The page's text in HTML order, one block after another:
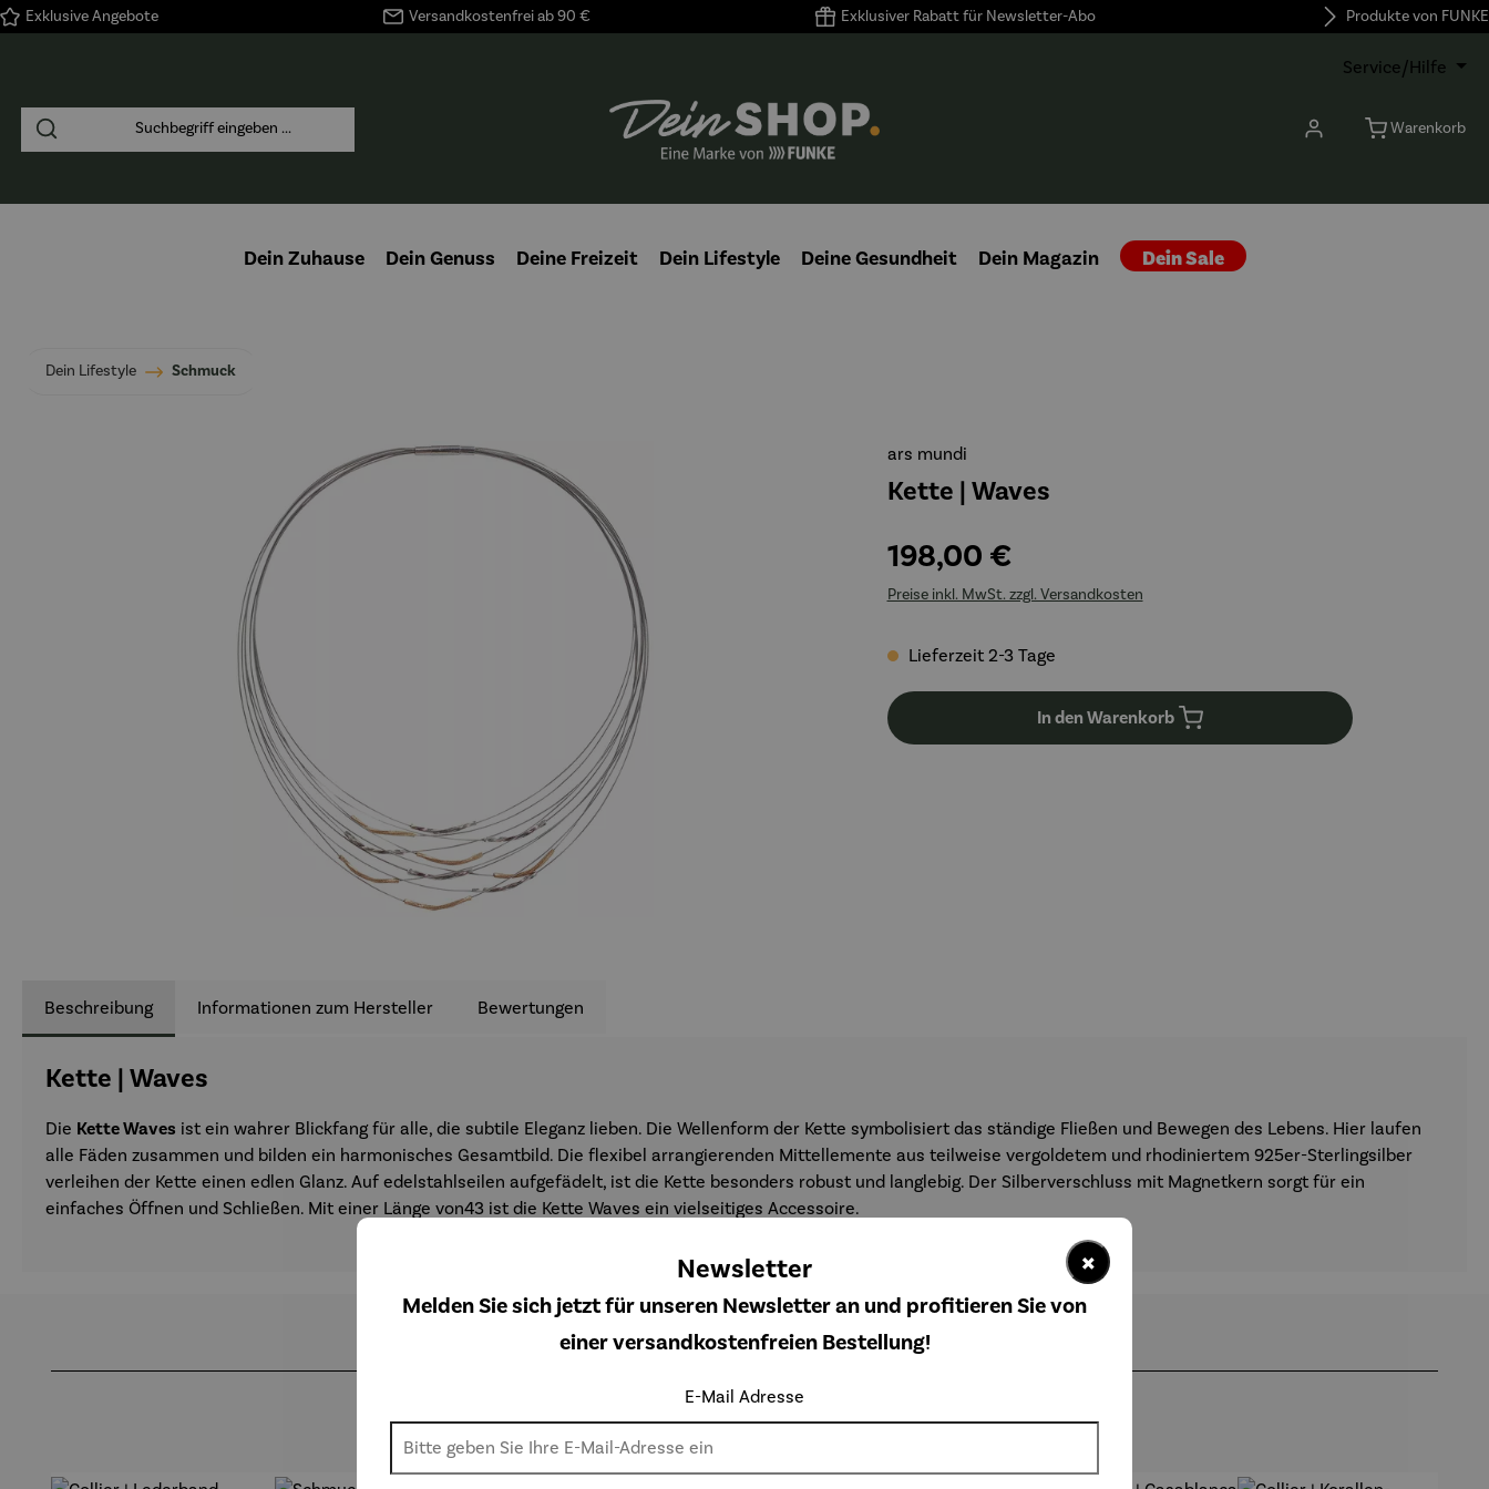
Zur Hauptnavigation springen
Exklusive Angebote Versandkostenfrei ab 90 € Exklusiver Rabatt für Newsletter-Abo Produkte von FUNKE
Service/Hilfe
Warenkorb
Dein Zuhause Dein Genuss Deine Freizeit Dein Lifestyle Deine Gesundheit Dein Magazin Dein Sale
Dein Lifestyle Schmuck
ars mundi
Kette | Waves
198,00 €
Preise inkl. MwSt. zzgl. Versandkosten
Lieferzeit 2-3 Tage
In den Warenkorb
Beschreibung Informationen zum Hersteller Bewertungen
Kette | Waves
Die Kette Waves ist ein wahrer Blickfang für alle, die subtile Eleganz lieben. Die Wellenform der Kette symbolisiert das ständige Fließen und Bewegen des Lebens. Hier laufen
alle Fäden zusammen und bilden ein harmonisches Gesamtbild. Die flexibel arrangierenden Mittellemente aus teilweise vergoldetem und rhodiniertem 925er-Sterlingsilber
verleihen der Kette einen edlen Glanz. Auf edelstahlseilen aufgefädelt, ist die Kette besonders robust und langlebig. Der Silberverschluss mit Magnetkern sorgt für ein
einfaches Öffnen und Schließen. Mit einer Länge von43 ist die Kette Waves ein vielseitiges Accessoire.
Weitere Produkte
×
Newsletter
Melden Sie sich jetzt für unseren Newsletter an und profitieren Sie von
einer versandkostenfreien Bestellung!
E-Mail Adresse